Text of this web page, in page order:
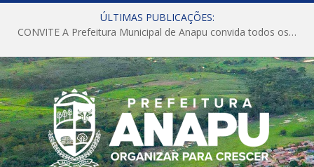
ÚLTIMAS PUBLICAÇÕES:
CONVITE A Prefeitura Municipal de Anapu convida todos os servidores públicos municipais para participarem da Audiência Pública de discussão da Lei de Diretrizes Orçamentárias (LDO), importante instrumento de planejamento das ações e investimentos da Administração Pública para o próximo exercício financeiro.